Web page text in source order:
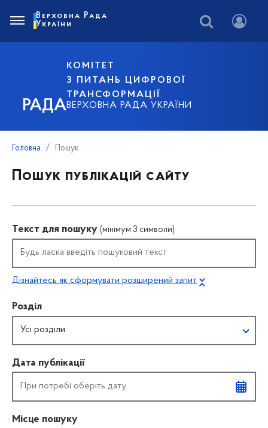
РАДА
КОМІТЕТ
З ПИТАНЬ ЦИФРОВОЇ
ТРАНСФОРМАЦІЇ
ВЕРХОВНА РАДА УКРАЇНИ
Верховна Рада
України
Головна Пошук
Пошук публікацій сайту
Текст для пошуку (мінімум 3 символи)
Дізнайтесь як сформувати розширений запит
Розділ
Усі розділи
Дата публікації
Місце пошуку